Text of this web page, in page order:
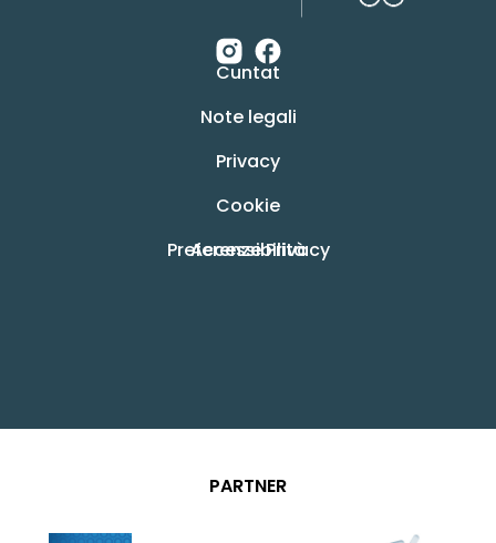
Preferenze Privacy
Cuntat
Note legali
Privacy
Cookie
Accessibilità
PARTNER